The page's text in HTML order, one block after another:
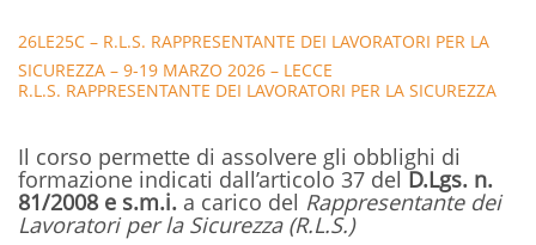
26LE25C – R.L.S. RAPPRESENTANTE DEI LAVORATORI PER LA
SICUREZZA – 9-19 MARZO 2026 – LECCE
R.L.S. RAPPRESENTANTE DEI LAVORATORI PER LA SICUREZZA
Il corso permette di assolvere gli obblighi di
formazione indicati dall’articolo 37 delD.Lgs. n.
81/2008 e s.m.i. a carico del Rappresentante dei
Lavoratori per la Sicurezza (R.L.S.)